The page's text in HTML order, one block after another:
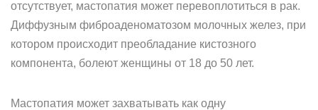
отсутствует, мастопатия может перевоплотиться в рак.
Диффузным фиброаденоматозом молочных желез, при
котором происходит преобладание кистозного
компонента, болеют женщины от 18 до 50 лет.
Мастопатия может захватывать как одну